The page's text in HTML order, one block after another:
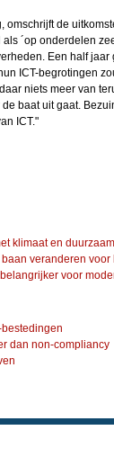
omschrijft de
´op onderdelen
Een half
ICT-begrotingen
niets meer van
baat uit gaat.
ICT."
klimaat en
veranderen
voor
dan non-compliancy